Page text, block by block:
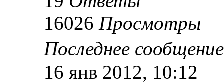
16026 Просмотры
Последнее
16 янв 2012, 10:12